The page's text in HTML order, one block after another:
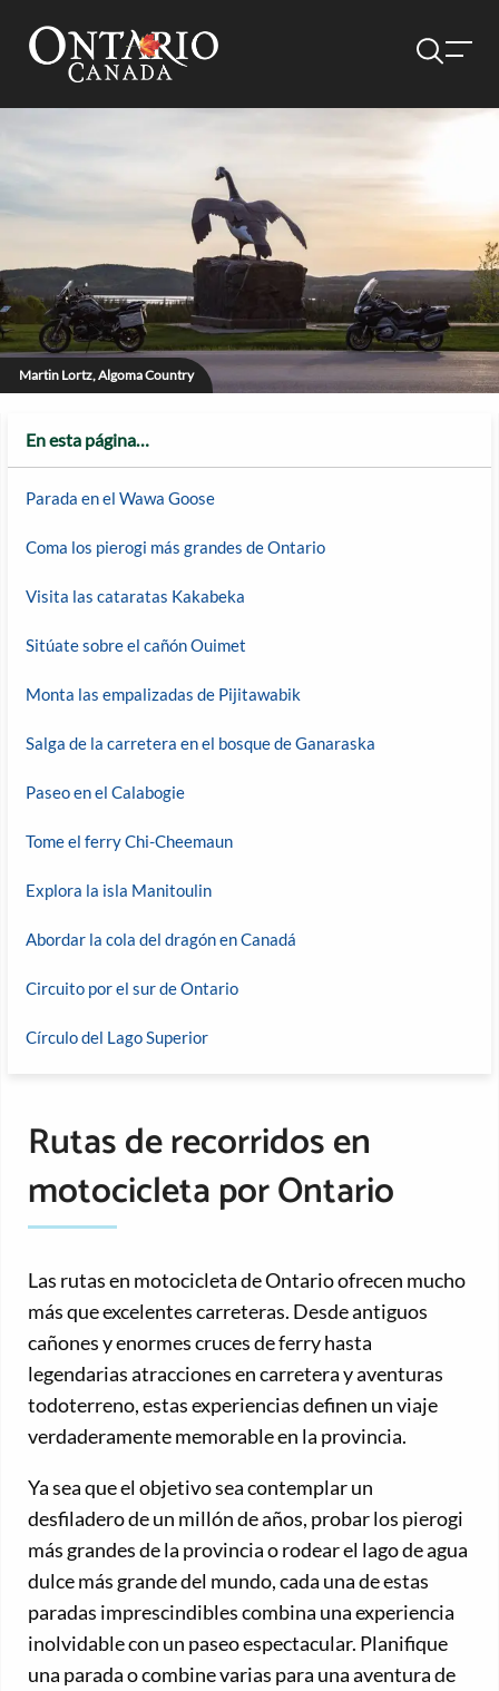
Martin Lortz, Algoma Country
En esta página…
Parada en el Wawa Goose
Coma los pierogi más grandes de Ontario
Visita las cataratas Kakabeka
Sitúate sobre el cañón Ouimet
Monta las empalizadas de Pijitawabik
Salga de la carretera en el bosque de Ganaraska
Paseo en el Calabogie
Tome el ferry Chi-Cheemaun
Explora la isla Manitoulin
Abordar la cola del dragón en Canadá
Circuito por el sur de Ontario
Círculo del Lago Superior
Rutas de recorridos en
motocicleta por Ontario
Las rutas en motocicleta de Ontario ofrecen mucho
más que excelentes carreteras. Desde antiguos
cañones y enormes cruces de ferry hasta
legendarias atracciones en carretera y aventuras
todoterreno, estas experiencias definen un viaje
verdaderamente memorable en la provincia.
Ya sea que el objetivo sea contemplar un
desfiladero de un millón de años, probar los pierogi
más grandes de la provincia o rodear el lago de agua
dulce más grande del mundo, cada una de estas
paradas imprescindibles combina una experiencia
inolvidable con un paseo espectacular. Planifique
una parada o combine varias para una aventura de